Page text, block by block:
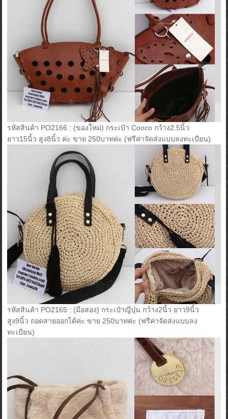
รหัสสินค้า PO2166 : (ของใหม่) กระเป๋า Cooco กว้าง2.5นิ้ว
ยาว15นิ้ว สูง8นิ้ว ค่ะ ขาย 250บาทค่ะ (ฟรีค่าจัดส่งแบบลงทะเบียน)
รหัสสินค้า PO2165 : (มือสอง) กระเป๋าญี่ปุ่น กว้าง2นิ้ว ยาว9นิ้ว
สูง9นิ้ว ถอดสายออกได้ค่ะ ขาย 250บาทค่ะ (ฟรีค่าจัดส่งแบบลง
ทะเบียน)